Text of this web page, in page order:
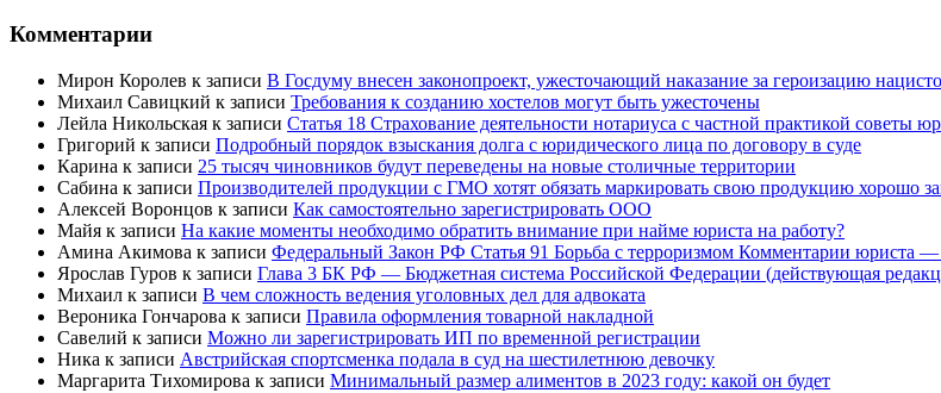
Комментарии
Мирон Королев к записи В Госдуму внесен законопроект, ужесточающий наказание за героизацию
Михаил Савицкий к записи Требования к созданию хостелов могут быть ужесточены
Лейла Никольская к записи Статья 18 Страхование деятельности нотариуса с частной практикой советы
Григорий к записи Подробный порядок взыскания долга с юридического лица по договору в суде
Карина к записи 25 тысяч чиновников будут переведены на новые столичные территории
Сабина к записи Производителей продукции с ГМО хотят обязать маркировать свою продукцию хорошо
Алексей Воронцов к записи Как самостоятельно зарегистрировать ООО
Майя к записи На какие моменты необходимо обратить внимание при найме юриста на работу?
Амина Акимова к записи Федеральный Закон РФ Статья 91 Борьба с терроризмом Комментарии юриста
Ярослав Гуров к записи Глава 3 БК РФ — Бюджетная система Российской Федерации (действующая
Михаил к записи В чем сложность ведения уголовных дел для адвоката
Вероника Гончарова к записи Правила оформления товарной накладной
Савелий к записи Можно ли зарегистрировать ИП по временной регистрации
Ника к записи Австрийская спортсменка подала в суд на шестилетнюю девочку
Маргарита Тихомирова к записи Минимальный размер алиментов в 2023 году: какой он будет